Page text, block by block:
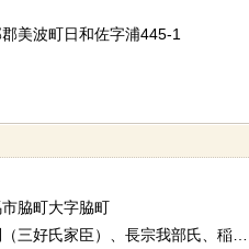
美波町日和佐字浦445-1
脇町大字脇町
三河守兼則（三好氏家臣）、長宗我部氏、稲田稙元（蜂須賀氏家臣）